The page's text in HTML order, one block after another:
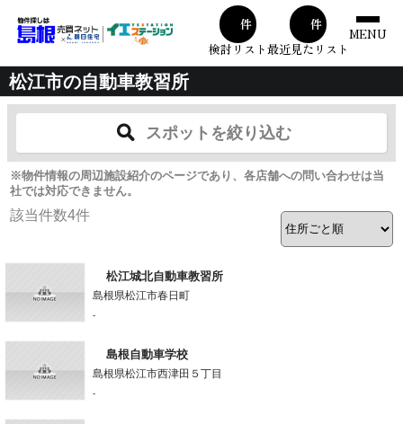
00件
検討リスト
00件
最近見たリスト
MENU
松江市の自動車教習所
スポットを絞り込む
※物件情報の周辺施設紹介のページであり、各店舗への問い合わせは当
社では対応できません。
該当件数4件
松江城北自動車教習所
島根県松江市春日町
-
島根自動車学校
島根県松江市西津田５丁目
-